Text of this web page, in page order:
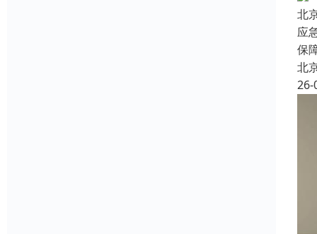
北
应
保
北
26-